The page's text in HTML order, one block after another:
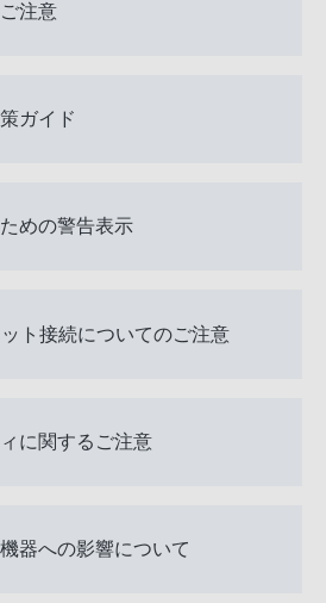
注意
ガイド
めの警告表示
ト接続についてのご注意
に関するご注意
器への影響について